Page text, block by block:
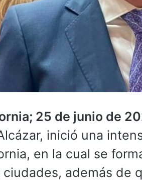
25 de junio de
inició una
en la cual se
además de